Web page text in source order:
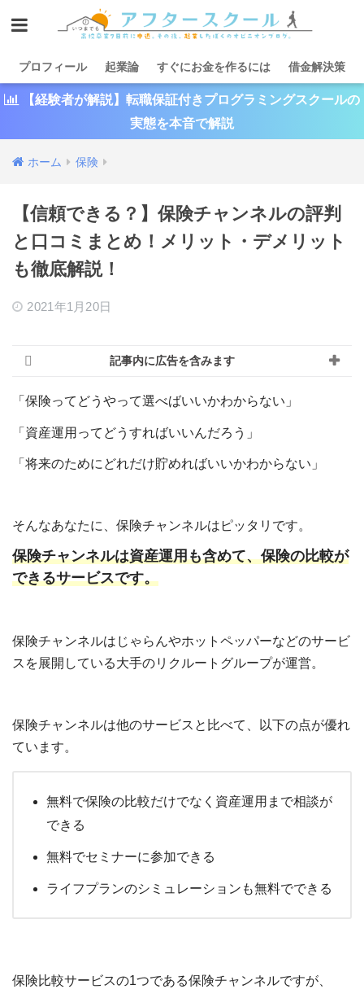
プロフィール 起業論 すぐにお金を作るには 借金解決策
【経験者が解説】転職保証付きプログラミングスクールの
実態を本音で解説
ホーム 保険
【信頼できる？】保険チャンネルの評判
と口コミまとめ！メリット・デメリット
も徹底解説！
2021年1月20日
記事内に広告を含みます
「保険ってどうやって選べばいいかわからない」
「資産運用ってどうすればいいんだろう」
「将来のためにどれだけ貯めればいいかわからない」
そんなあなたに、保険チャンネルはピッタリです。
保険チャンネルは資産運用も含めて、保険の比較が
できるサービスです。
保険チャンネルはじゃらんやホットペッパーなどのサービ
スを展開している大手のリクルートグループが運営。
保険チャンネルは他のサービスと比べて、以下の点が優れ
ています。
無料で保険の比較だけでなく資産運用まで相談が
できる
無料でセミナーに参加できる
ライフプランのシミュレーションも無料でできる
保険比較サービスの1つである保険チャンネルですが、